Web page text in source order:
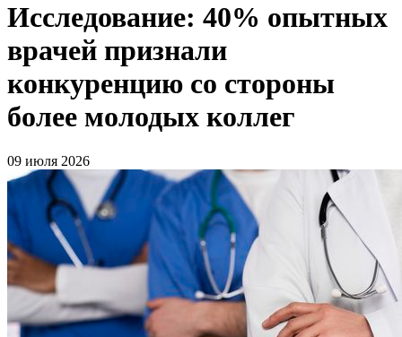
Исследование: 40% опытных
врачей признали
конкуренцию со стороны
более молодых коллег
09 июля 2026